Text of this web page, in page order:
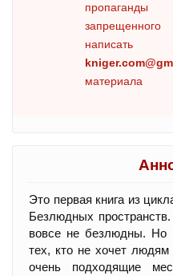
материала
Это первая книга из
Безлюдных
вовсе не безлюдны. Но
тех, кто не хочет
очень подходящие